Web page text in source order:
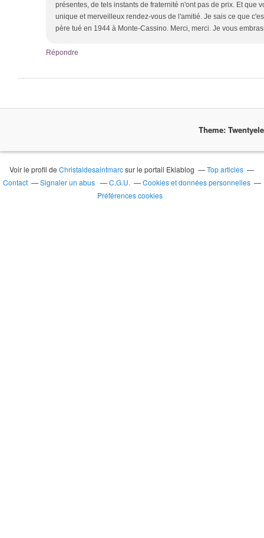
présentes, de tels instants de fraternité n'ont pas de prix. Et que
unique et merveilleux rendez-vous de l'amitié. Je sais ce que
père tué en 1944 à Monte-Cassino. Merci, merci. Je vous
Répondre
Theme:
Voir le profil deChristaldesaintmarcsur le portail Eklablog
Top articles
Contact
Signaler un abus C.G.U.
Cookies et données personnelles
Préférences cookies